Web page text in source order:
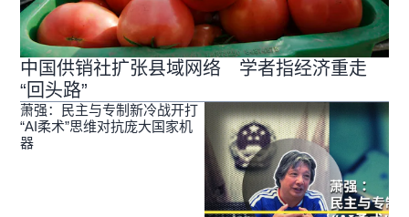
中国供销社扩张县域网络 学者指经济重走
“回头路”
萧强：民主与专制新冷战开打
“AI柔术”思维对抗庞大国家机
器